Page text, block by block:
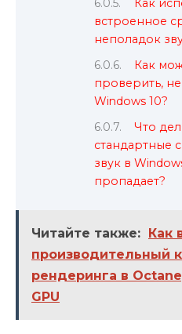
Как
встроенное
неполадок
Как
проверить,
Windows 10?
Что
стандартные
звук в
пропадает?
Читайте также: Как
производительный
рендеринга в
GPU